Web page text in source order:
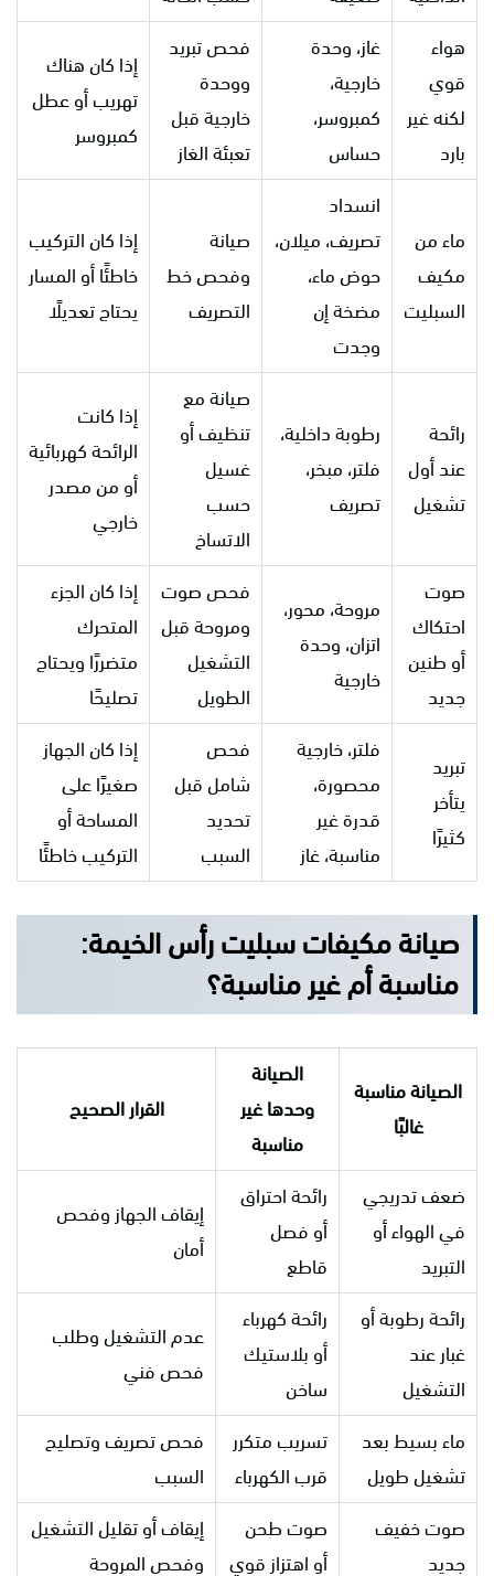
هواء
قوي
لكنه غير
بارد
غاز، وحدة
خارجية،
كمبروسر،
حساس
فحص تبريد
ووحدة
خارجية قبل
تعبئة الغاز
إذا كان هناك
تهريب أو عطل
كمبروسر
ماء من
مكيف
السبليت
انسداد
تصريف، ميلان،
حوض ماء،
مضخة إن
وجدت
صيانة
وفحص خط
التصريف
إذا كان التركيب
خاطئًا أو المسار
يحتاج تعديلًا
رائحة
عند أول
تشغيل
رطوبة داخلية،
فلتر، مبخر،
تصريف
صيانة مع
تنظيف أو
غسيل
حسب
الاتساخ
إذا كانت
الرائحة كهربائية
أو من مصدر
خارجي
صوت
احتكاك
أو طنين
جديد
مروحة، محور،
اتزان، وحدة
خارجية
فحص صوت
ومروحة قبل
التشغيل
الطويل
إذا كان الجزء
المتحرك
متضررًا ويحتاج
تصليحًا
تبريد
يتأخر
كثيرًا
فلتر، خارجية
محصورة،
قدرة غير
مناسبة، غاز
فحص
شامل قبل
تحديد
السبب
إذا كان الجهاز
صغيرًا على
المساحة أو
التركيب خاطئًا
صيانة مكيفات سبليت رأس الخيمة:
مناسبة أم غير مناسبة؟
الصيانة مناسبة
غالبًا
الصيانة
وحدها غير
مناسبة
القرار الصحيح
ضعف تدريجي
في الهواء أو
التبريد
رائحة احتراق
أو فصل
قاطع
إيقاف الجهاز وفحص
أمان
رائحة رطوبة أو
غبار عند
التشغيل
رائحة كهرباء
أو بلاستيك
ساخن
عدم التشغيل وطلب
فحص فني
ماء بسيط بعد
تشغيل طويل
تسريب متكرر
قرب الكهرباء
فحص تصريف وتصليح
السبب
صوت خفيف
جديد
صوت طحن
أو اهتزاز قوي
إيقاف أو تقليل التشغيل
وفحص المروحة